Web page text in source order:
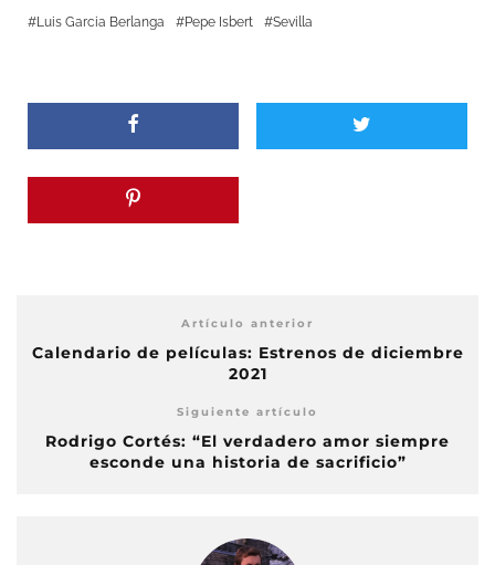
Luis Garcia Berlanga
Pepe Isbert Sevilla
Artículo anterior
Calendario de películas: Estrenos de diciembre
2021
Siguiente artículo
Rodrigo Cortés: “El verdadero amor siempre
esconde una historia de sacrificio”